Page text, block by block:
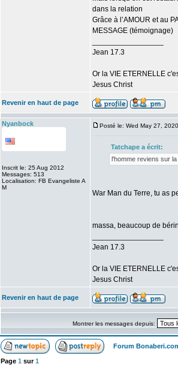
dans la relation
Grâce à l’AMOUR et au
MESSAGE (témoignage)
Jean 17.3
Or la VIE ETERNELLE
Jesus Christ
Revenir en haut de page
Nyanbock
Inscrit le: 25 Aug 2012
Messages: 513
Localisation: FB Evangeliste A
M
Posté le: Wed May 27,
Tatchape a écrit:
l'homme reviens sur la
War Man du Terre, tu as
massa, beaucoup de
Jean 17.3
Or la VIE ETERNELLE
Jesus Christ
Revenir en haut de page
Montrer les messages depuis:
Forum
Page 1 sur1